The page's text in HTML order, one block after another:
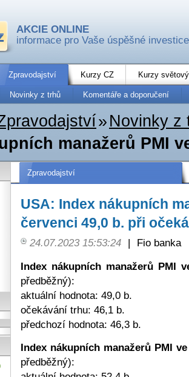
AKCIE ONLINE
informace pro Vaše úspěšné investice
Zpravodajství Kurzy CZ Kurzy
Novinky z trhů Komentáře a doporučení
» Novinky z
manažerů PMI
Zpravodajství
USA: Index nákupních
červenci 49,0 b. při
24.07.2023 15:53:24 |
Fio banka
Index nákupních manažerů PMI
předběžný):
aktuální hodnota: 49,0 b.
očekávání trhu: 46,1 b.
předchozí hodnota: 46,3 b.
Index nákupních manažerů PMI
předběžný):